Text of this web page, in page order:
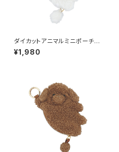
ダイカットアニマルミニポーチ
（カラビナ付き） シーズー GPO
0407-C
¥1,980